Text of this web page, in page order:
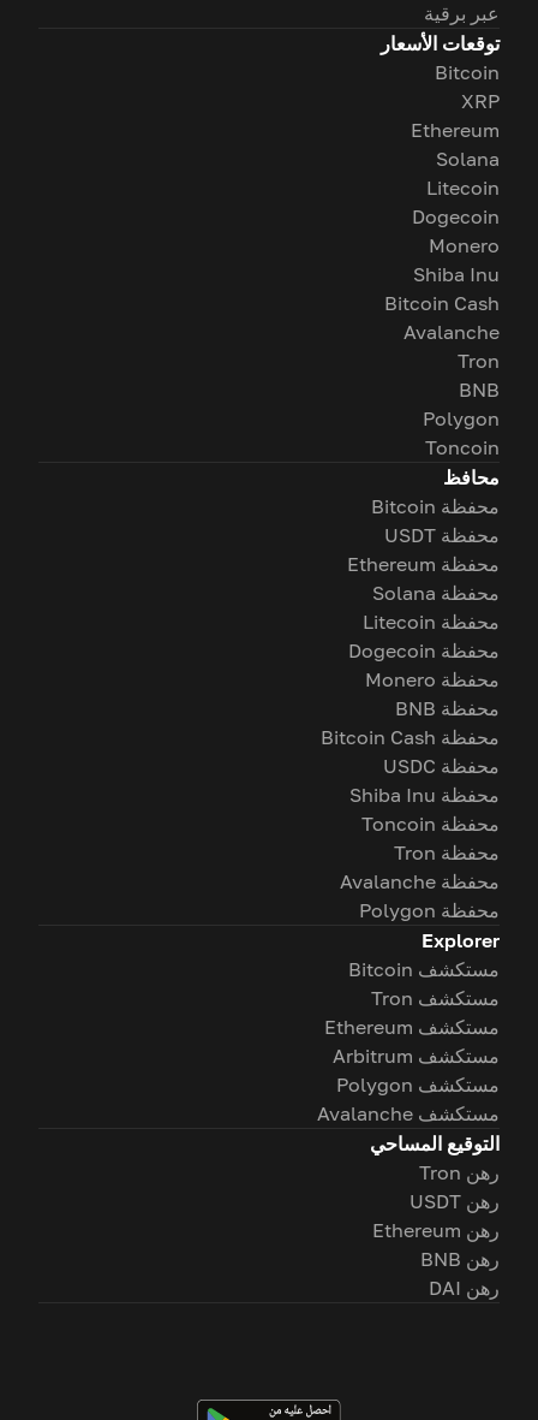
عبر برقية
توقعات الأسعار
Bitcoin
XRP
Ethereum
Solana
Litecoin
Dogecoin
Monero
Shiba Inu
Bitcoin Cash
Avalanche
Tron
BNB
Polygon
Toncoin
محافظ
محفظة Bitcoin
محفظة USDT
محفظة Ethereum
محفظة Solana
محفظة Litecoin
محفظة Dogecoin
محفظة Monero
محفظة BNB
محفظة Bitcoin Cash
محفظة USDC
محفظة Shiba Inu
محفظة Toncoin
محفظة Tron
محفظة Avalanche
محفظة Polygon
Explorer
مستكشف Bitcoin
مستكشف Tron
مستكشف Ethereum
مستكشف Arbitrum
مستكشف Polygon
مستكشف Avalanche
التوقيع المساحي
رهن Tron
رهن USDT
رهن Ethereum
رهن BNB
رهن DAI